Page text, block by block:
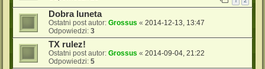
Dobra luneta
Ostatni post autor: Grossus « 2014-12-13, 13:47
Odpowiedzi: 3
TX rulez!
Ostatni post autor: Grossus « 2014-09-04, 21:22
Odpowiedzi: 5